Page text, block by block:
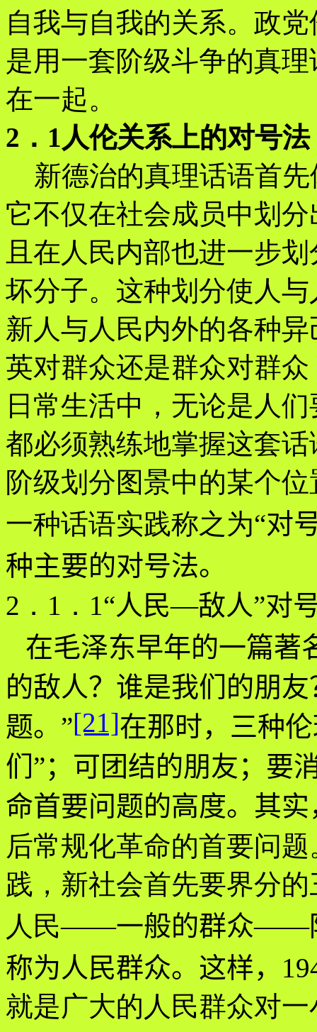
自我与自我的关系。政
是用一套阶级斗争的真
在一起。
2．1人伦关系上的对号法
新德治的真理话语首
它不仅在社会成员中划
且在人民内部也进一步
坏分子。这种划分使人
新人与人民内外的各种
英对群众还是群众对群
日常生活中，无论是人
都必须熟练地掌握这套
阶级划分图景中的某个
一种话语实践称之为“对
种主要的对号法。
2．1．1“人民—敌人”对
在毛泽东早年的一篇著
的敌人？谁是我们的朋
题。”[21]在那时，三种
们”；可团结的朋友；
命首要问题的高度。其
后常规化革命的首要问题
践，新社会首先要界分
人民——一般的群众——
称为人民群众。这样，
就是广大的人民群众对